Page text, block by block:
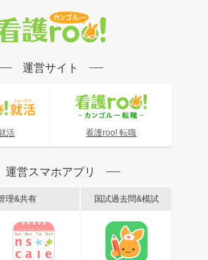
運営サイト
活 看護roo! 転職
運営スマホアプリ
理&共有 国試過去問&模試